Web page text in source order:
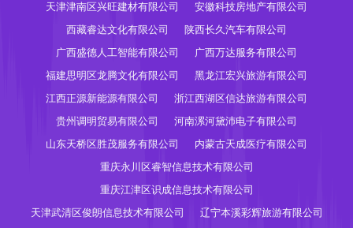
天津津南区兴旺建材有限公司
安徽科技房地产有限公司
西藏睿达文化有限公司
陕西长久汽车有限公司
广西盛德人工智能有限公司
广西万达服务有限公司
福建思明区龙腾文化有限公司
黑龙江宏兴旅游有限公司
江西正源新能源有限公司
浙江西湖区信达旅游有限公司
贵州调明贸易有限公司
河南漯河黛沛电子有限公司
山东天桥区胜茂服务有限公司
内蒙古天成医疗有限公司
重庆永川区睿智信息技术有限公司
重庆江津区识成信息技术有限公司
天津武清区俊朗信息技术有限公司
辽宁本溪彩辉旅游有限公司